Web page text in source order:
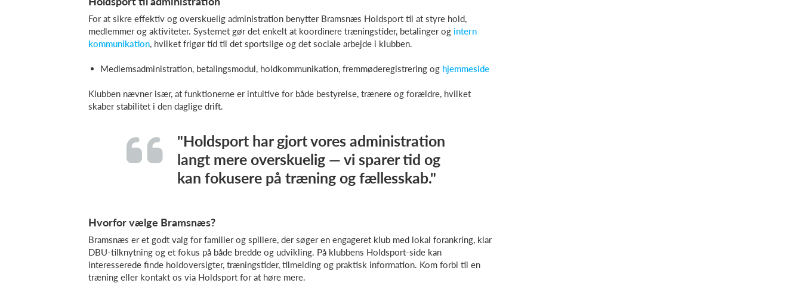
For at sikre effektiv og overskuelig administration benytter Bramsnæs Holdsport til at styre hold,
medlemmer og aktiviteter. Systemet gør det enkelt at koordinere træningstider, betalinger og intern
kommunikation, hvilket frigør tid til det sportslige og det sociale arbejde i klubben.
Medlemsadministration, betalingsmodul, holdkommunikation, fremmøderegistrering og hjemmeside
Klubben nævner især, at funktionerne er intuitive for både bestyrelse, trænere og forældre, hvilket
skaber stabilitet i den daglige drift.
"Holdsport har gjort vores administration
langt mere overskuelig — vi sparer tid og
kan fokusere på træning og fællesskab."
Hvorfor vælge Bramsnæs?
Bramsnæs er et godt valg for familier og spillere, der søger en engageret klub med lokal forankring, klar
DBU-tilknytning og et fokus på både bredde og udvikling. På klubbens Holdsport-side kan
interesserede finde holdoversigter, træningstider, tilmelding og praktisk information. Kom forbi til en
træning eller kontakt os via Holdsport for at høre mere.